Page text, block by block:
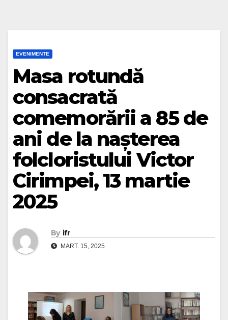
EVENIMENTE
Masa rotundă
consacrată
comemorării a 85 de
ani de la nașterea
folcloristului Victor
Cirimpei, 13 martie
2025
By ifr
MART. 15, 2025